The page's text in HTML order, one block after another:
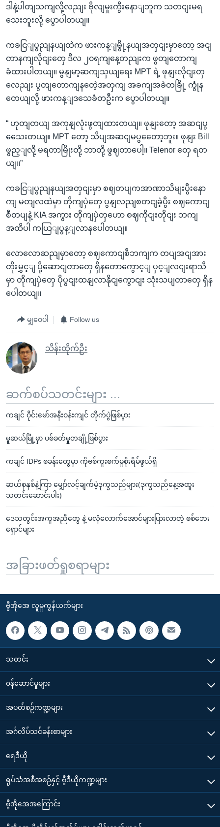
ဒါနဲ့ပါတျသကျလို့လညျး ဗိုလျမှုးကွီးနောျဘူက သတငျးမရ
သေးဘူးလို့ ပွောပါတယျ။
ကခငြျပွညျနယျထဲက ဖားကန့ျမွို့နယျအတှငျးမှာတော့ အငျ
တာနကျလိုငျးတှေ ဒီလ ၂၀ရကျနေ့တညျးက ဖွတျတောကျ
ခံထားပါတယျ။ မွနျမာ့ဆကျသှယျရေး MPT ရဲ့ ဖုနျးလိုငျးတှ
လေညျး ပွတျတောကျနတေဲ့အတှကျ အခကျအခဲတခြို့ ကွုံန
တေယျလို့ ဖားကန့ျဒသေခံတဦးက ပွောပါတယျ။
“ ဟုတျတယျ အကုနျလုံးဖွတျထားတယျ။ ဖုနျးတော့ အဆငျပွ
သေေးတယျ။ MPT တော့ သိပျအဆငျမပွတေော့ဘူး။ ဖုနျး Bill
ဖွည့ျလို့ မရတာမြိုးတို့ ဘာတို့ ဖွဈတာပေါ့။ Telenor တှေ ရတ
ယျ။”
ကခငြျပွညျနယျအတှငျးမှာ စဈတပျကအာဏာသိမျးပွီးနော
ကျ မတျလထဲမှာ တိုကျပှဲတှေ ပွနျလညျစတငျခဲ့ပွီး စဈကောငျ
စီတပျနဲ့ KIA အကွား တိုကျပှဲတှဟော စဈကိုငျးတိုငျး ဘကျ
အထိပါ ကယြျပွန့ျလာနပေါတယျ။
လောလောဆညျမှာတော့ စဈကောငျစီဘကျက တပျအငျအား
တိုးမွှင့ျ ပို့ဆောငျတာတှေ ရှိနတောကွောင့ျ ပှင့ျလငျးရာသီ
မှာ တိုကျပှဲတှေ ပိုပွငျးထနျလာနိုငျကွောငျး သုံးသပျတာတှေ ရှိန
ပေါတယျ။
မျှဝေပါ Follow us
သိန်းထိုက်ဦး
ဆက်စပ်သတင်းများ ...
ကချင် ဝိုင်းမော်အနီးဝန်းကျင် တိုက်ပွဲဖြစ်ပွား
မူဆယ်မြို့မှာ ပစ်ခတ်မှုတချို့ဖြစ်ပွား
ကချင် IDPs စခန်းတွေမှာ ကိုဗစ်ကူးစက်မှုစိုးရိမ်ဖွယ်ရှိ
ဆယ်စုနှစ်နဲ့ကြာ မျှော်လင့်ချက်မဲ့ဒုက္ခသည်များ(ဒုက္ခသည်နေ့အထူး
သတင်းဆောင်းပါး)
ဒေသတွင်းအကူအညီတွေ နဲ့ မလုံလောက်အောင်များပြားလာတဲ့ စစ်ဘေး
ရှောင်များ
အခြားဖတ်ရှုစရာများ
ဗွီအိုအေ လူမှုကွန်ယက်များ
သတင်း
၀န်ဆောင်မှုများ
အပတ်စဉ်ကဏ္ဍများ
အင်္ဂလိပ်သင်ခန်းစာများ
ရေဒီယို
ရုပ်သံအစီအစဉ်နှင့် ဗွီဒီယိုကဏ္ဍများ
ဗွီအိုအေအကြောင်း